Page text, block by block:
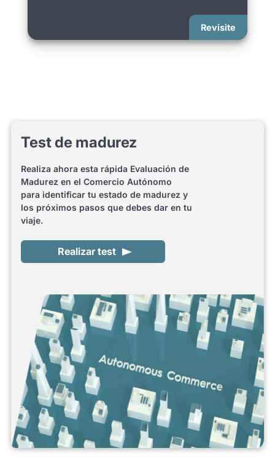
Test de madurez
Realiza ahora esta rápida Evaluación de
Madurez en el Comercio Autónomo
para identificar tu estado de madurez y
los próximos pasos que debes dar en tu
viaje.
Realizar test